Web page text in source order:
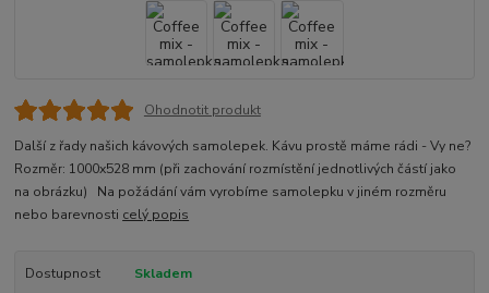
Ohodnotit produkt
Další z řady našich kávových samolepek. Kávu prostě máme rádi - Vy ne?
Rozměr: 1000x528 mm (při zachování rozmístění jednotlivých částí jako
na obrázku) Na požádání vám vyrobíme samolepku v jiném rozměru
nebo barevnosti celý popis
Dostupnost
Skladem